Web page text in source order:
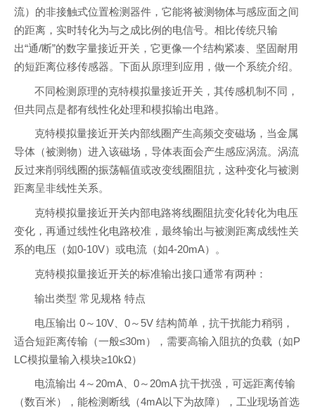
流）的非接触式位置检测器件，它能将被测物体与感应面之间
的距离，实时转化为与之成比例的电信号。相比传统只输
出“通/断”的数字量接近开关，它更像一个结构紧凑、坚固耐用
的短距离位移传感器。下面从原理到应用，做一个系统介绍。
不同检测原理的克特模拟量接近开关，其传感机制不同，
但共同点是都有线性化处理和模拟输出电路。
克特模拟量接近开关内部线圈产生高频交变磁场，当金属
导体（被测物）进入该磁场，导体表面会产生感应涡流。涡流
反过来削弱线圈的振荡幅值或改变线圈阻抗，这种变化与被测
距离呈非线性关系。
克特模拟量接近开关内部电路将线圈阻抗变化转化为电压
变化，再通过线性化电路校准，最终输出与被测距离成线性关
系的电压（如0-10V）或电流（如4-20mA）。
克特模拟量接近开关的标准输出接口通常有两种：
输出类型 常见规格 特点
电压输出 0～10V、0～5V 结构简单，抗干扰能力稍弱，
适合短距离传输（一般≤30m），需要高输入阻抗的负载（如P
LC模拟量输入模块≥10kΩ）
电流输出 4～20mA、0～20mA 抗干扰强，可远距离传输
（数百米），能检测断线（4mA以下为故障），工业现场首选